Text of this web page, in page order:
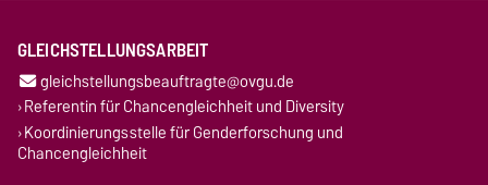
GLEICHSTELLUNGSARBEIT
gleichstellungsbeauftragte@ovgu.de
Referentin für Chancengleichheit und Diversity
Koordinierungsstelle für Genderforschung und
Chancengleichheit